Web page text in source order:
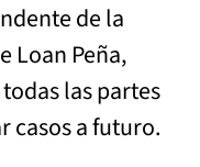
de la
Loan Peña,
las partes
casos a futuro.